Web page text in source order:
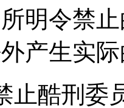
明令禁
产生实
止酷刑委